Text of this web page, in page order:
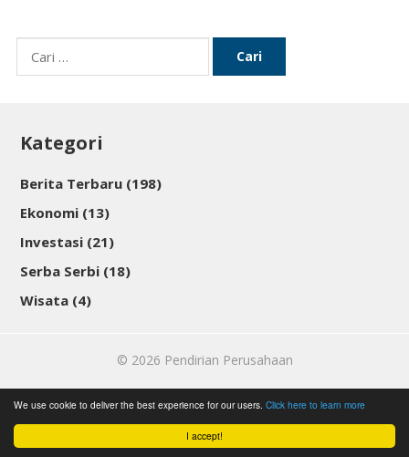
I accept!
We use cookie to deliver the best experience for our users. Click here to learn more
Cari
untuk:
Kategori
Berita Terbaru (198)
Ekonomi (13)
Investasi (21)
Serba Serbi (18)
Wisata (4)
© 2026 Pendirian Perusahaan